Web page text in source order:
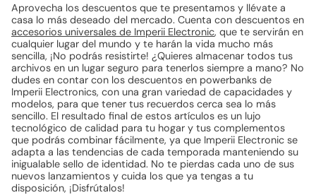
Aprovecha los descuentos que te presentamos y llévate a
casa lo más deseado del mercado. Cuenta con descuentos en
accesorios universales de Imperii Electronic, que te servirán en
cualquier lugar del mundo y te harán la vida mucho más
sencilla, ¡No podrás resistirte! ¿Quieres almacenar todos tus
archivos en un lugar seguro para tenerlos siempre a mano? No
dudes en contar con los descuentos en powerbanks de
Imperii Electronics, con una gran variedad de capacidades y
modelos, para que tener tus recuerdos cerca sea lo más
sencillo. El resultado final de estos artículos es un lujo
tecnológico de calidad para tu hogar y tus complementos
que podrás combinar fácilmente, ya que Imperii Electronic se
adapta a las tendencias de cada temporada manteniendo su
inigualable sello de identidad. No te pierdas cada uno de sus
nuevos lanzamientos y cuida los que ya tengas a tu
disposición, ¡Disfrútalos!